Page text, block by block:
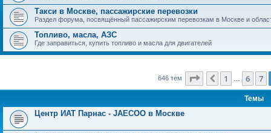
Такси в Москве, пассажирские перевозки
Раздел форума, посвящённый пассажирским перевозкам в Москве и
Топливо, масла, АЗС
Где заправиться, купить топливо и масла для двигателей
646 тем Страница из 26
Пред.
1 6 7
Темы
Центр ИАТ Парнас - JAECOO в Москве